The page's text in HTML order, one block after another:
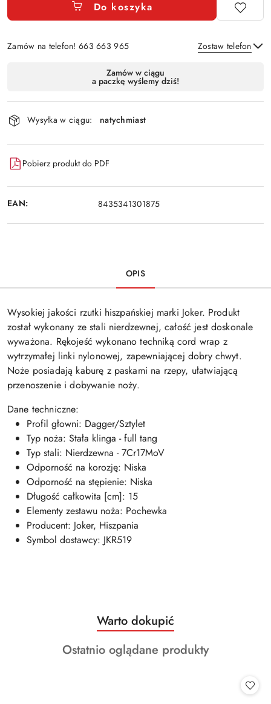
Do koszyka
Zamów na telefon! 663 663 965 Zostaw telefon
Wyślij
dostawa
Zamów w ciągu
a paczkę wyślemy dziś!
Wysyłka w ciągu: natychmiast
Pobierz produkt do PDF
EAN: 8435341301875
OPIS
Wysokiej jakości rzutki hiszpańskiej marki Joker. Produkt
został wykonany ze stali nierdzewnej, całość jest doskonale
wyważona. Rękojeść wykonano techniką cord wrap z
wytrzymałej linki nylonowej, zapewniającej dobry chwyt.
Noże posiadają kaburę z paskami na rzepy, ułatwiającą
przenoszenie i dobywanie noży.
Dane techniczne:
Profil głowni: Dagger/Sztylet
Typ noża: Stała klinga - full tang
Typ stali: Nierdzewna - 7Cr17MoV
Odporność na korozję: Niska
Odporność na stępienie: Niska
Długość całkowita [cm]: 15
Elementy zestawu noża: Pochewka
Producent: Joker, Hiszpania
Symbol dostawcy: JKR519
Pomiń karuzelę produktów
Produkty
o
statusie:
Warto dokupić
Produkty
Ostatnio oglądane produkty